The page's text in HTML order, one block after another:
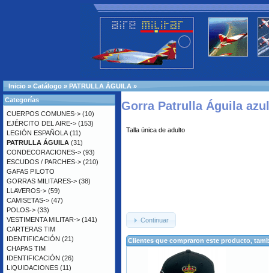
Inicio » Catálogo » PATRULLA ÁGUILA »
Gorra Patrulla Águila
Talla única de adulto
Continuar
Clientes que compraron este producto,
Categorías
CUERPOS COMUNES-> (10)
EJÉRCITO DEL AIRE-> (153)
LEGIÓN ESPAÑOLA (11)
PATRULLA ÁGUILA (31)
CONDECORACIONES-> (93)
ESCUDOS / PARCHES-> (210)
GAFAS PILOTO
GORRAS MILITARES-> (38)
LLAVEROS-> (59)
CAMISETAS-> (47)
POLOS-> (33)
VESTIMENTA MILITAR-> (141)
CARTERAS TIM
IDENTIFICACIÓN (21)
CHAPAS TIM
IDENTIFICACIÓN (26)
LIQUIDACIONES (11)